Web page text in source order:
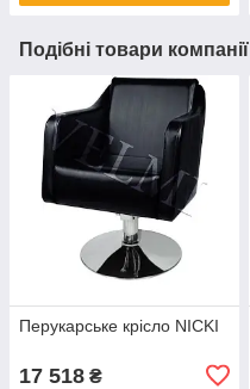
Подібні товари компанії
Перукарське крісло NICKI
17 518 ₴